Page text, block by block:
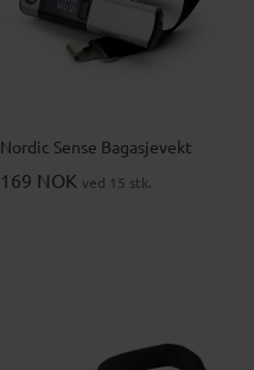
Nordic Sense Bagasjevekt
169 NOK ved 15 stk.